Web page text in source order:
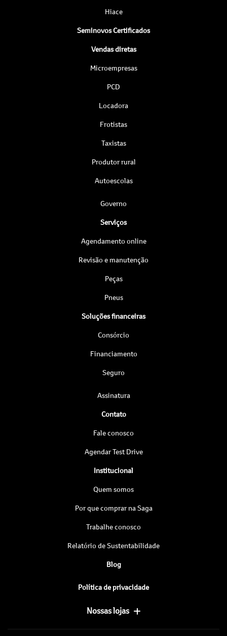
Hiace
Seminovos Certificados
Vendas diretas
Microempresas
PCD
Locadora
Frotistas
Taxistas
Produtor rural
Autoescolas
Governo
Serviços
Agendamento online
Revisão e manutenção
Peças
Pneus
Soluções financeiras
Consórcio
Financiamento
Seguro
Assinatura
Contato
Fale conosco
Agendar Test Drive
Institucional
Quem somos
Por que comprar na Saga
Trabalhe conosco
Relatório de Sustentabilidade
Blog
Política de privacidade
Nossas lojas